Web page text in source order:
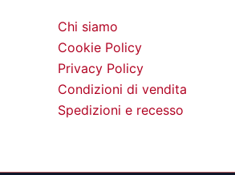
Chi siamo
Cookie Policy
Privacy Policy
Condizioni di vendita
Spedizioni e recesso